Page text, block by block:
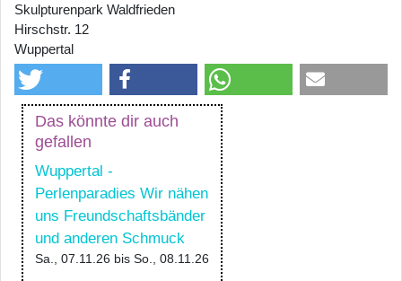
Skulpturenpark Waldfrieden
Hirschstr. 12
Wuppertal
Das könnte dir auch
gefallen
Wuppertal -
Perlenparadies Wir nähen
uns Freundschaftsbänder
und anderen Schmuck
Sa., 07.11.26 bis So., 08.11.26